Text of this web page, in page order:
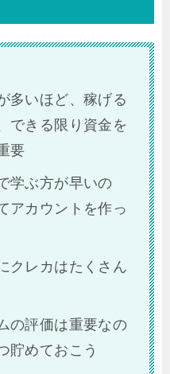
多いほど、稼げる
できる限り資金を
要
学ぶ方が早いの
アカウントを作っ
クレカはたくさん
の評価は重要なの
貯めておこう